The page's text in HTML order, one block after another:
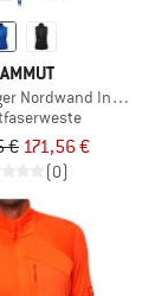
Nordwand Insulation
€ 171,56 €
(0)